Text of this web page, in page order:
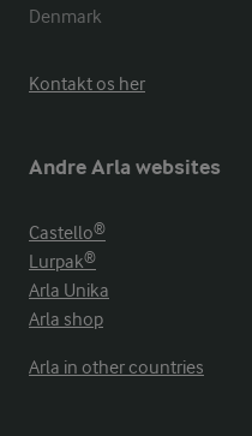
Denmark
Kontakt os her
Andre Arla websites
Castello®
Lurpak®
Arla Unika
Arla shop
Arla in other countries